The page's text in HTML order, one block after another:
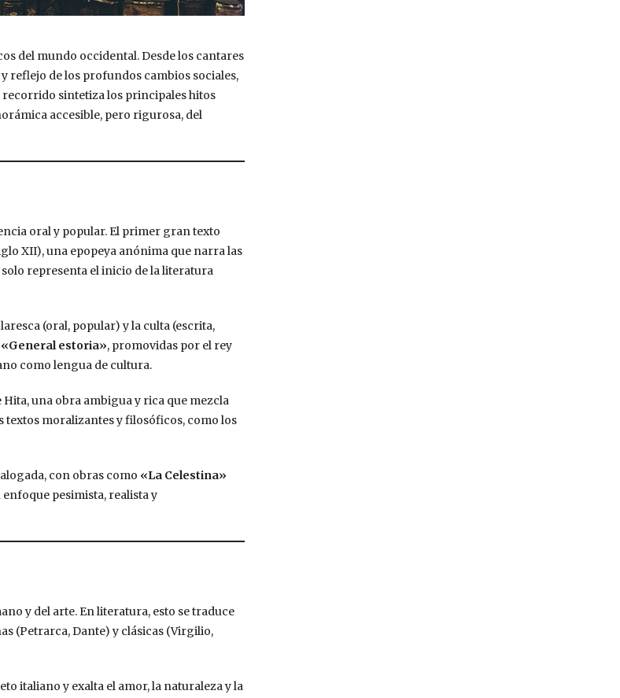
del mundo occidental. Desde los cantares
reflejo de los profundos cambios sociales,
recorrido sintetiza los principales hitos
accesible, pero rigurosa, del
oral y popular. El primer gran texto
XII), una epopeya anónima que narra las
solo representa el inicio de la literatura
(oral, popular) y la culta (escrita,
«General estoria», promovidas por el rey
como lengua de cultura.
una obra ambigua y rica que mezcla
textos moralizantes y filosóficos, como los
con obras como «La Celestina»
pesimista, realista y
y del arte. En literatura, esto se traduce
(Petrarca, Dante) y clásicas (Virgilio,
italiano y exalta el amor, la naturaleza y la